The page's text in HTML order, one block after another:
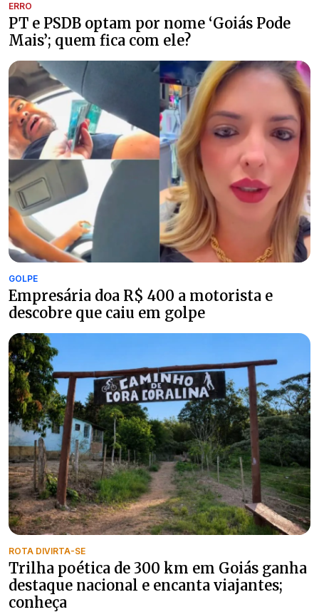
ERRO
PT e PSDB optam por nome ‘Goiás Pode
Mais’; quem fica com ele?
GOLPE
Empresária doa R$ 400 a motorista e
descobre que caiu em golpe
ROTA DIVIRTA-SE
Trilha poética de 300 km em Goiás ganha
destaque nacional e encanta viajantes;
conheça